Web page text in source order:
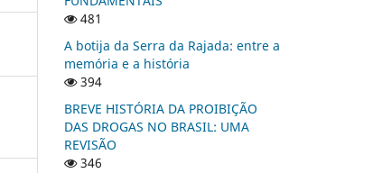
481
A botija da Serra da Rajada: entre a
memória e a história
394
BREVE HISTÓRIA DA PROIBIÇÃO
DAS DROGAS NO BRASIL: UMA
REVISÃO
346